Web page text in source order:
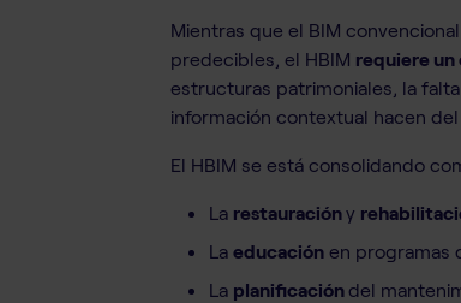
Mientras que el BIM
predecibles, el HBIM requiere un
estructuras patrimoniales, la
información contextual hacen
El HBIM se está consolidando
La restauracióny
La educaciónen programas
La planificación del